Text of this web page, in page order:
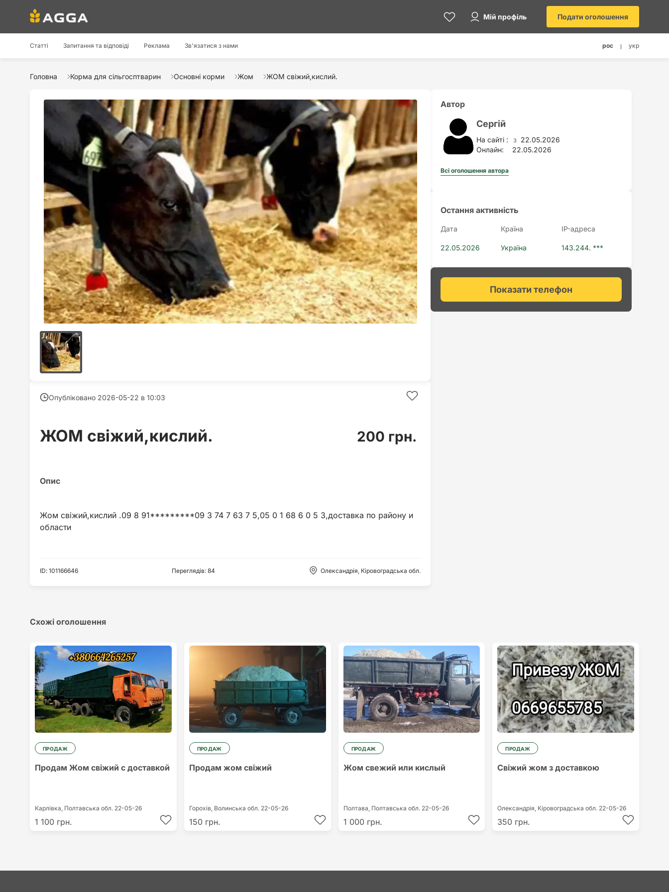
Мій профіль Подати оголошення
Статті Запитання та відповіді Реклама Зв'язатися з нами рос укр
Головна Корма для сільгосптварин Основні корми Жом ЖОМ свіжий,кислий.
Опубліковано 2026-05-22 в 10:03
ЖОМ свіжий,кислий. 200 грн.
Жом свіжий,кислий .09 8 91*********09 3 74 7 63 7 5,05 0 1 68 6 0 5 3,доставка по району и
ID: 101166646 Переглядів: 84 Олександрія, Кіровоградська обл.
Автор
Сергій
На сайті : з 22.05.2026
Онлайн:
22.05.2026
Всі оголошення автора
Остання активність
Дата Країна IP-адреса
22.05.2026 Україна 143.244. ***
Показати телефон
Схожі оголошення
ПРОДАЖ
Продам Жом свіжий с доставкой
Карлівка, Полтавська обл. 22-05-26
1 100 грн.
ПРОДАЖ
Продам жом свіжий
Горохів, Волинська обл. 22-05-26
150 грн.
ПРОДАЖ
Жом свежий или кислый
Полтава, Полтавська обл. 22-05-26
1 000 грн.
ПРОДАЖ
Свіжий жом з доставкою
Олександрія, Кіровоградська обл. 22-05-26
350 грн.